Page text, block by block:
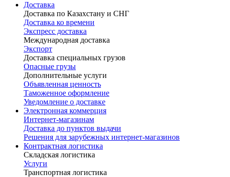
Доставка
Доставка по Казахстану и СНГ
Доставка ко времени
Экспресс доставка
Международная доставка
Экспорт
Доставка специальных грузов
Опасные грузы
Дополнительные услуги
Объявленная ценность
Таможенное оформление
Уведомление о доставке
Электронная коммерция
Интернет-магазинам
Доставка до пунктов выдачи
Решения для зарубежных интернет-магазинов
Контрактная логистика
Складская логистика
Услуги
Транспортная логистика